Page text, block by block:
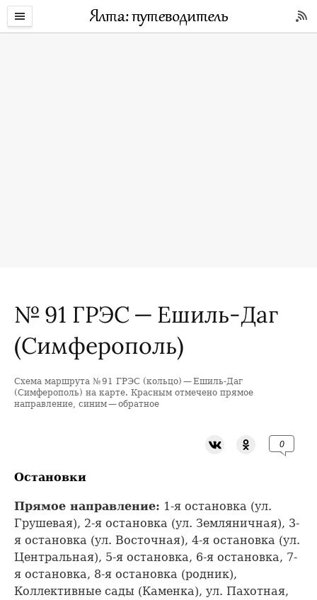
№ 91 ГРЭС — Ешиль-Даг
(Симферополь)
+
Схема маршрута № 91 ГРЭС (кольцо) — Ешиль-Даг
(Симферополь) на карте. Красным отмечено прямое
направление, синим — обратное
0
Остановки
Прямое направление: 1-я остановка (ул.
Грушевая), 2-я остановка (ул. Земляничная), 3-
я остановка (ул. Восточная), 4-я остановка (ул.
Центральная), 5-я остановка, 6-я остановка, 7-
я остановка, 8-я остановка (родник),
Коллективные сады (Каменка), ул. Пахотная,